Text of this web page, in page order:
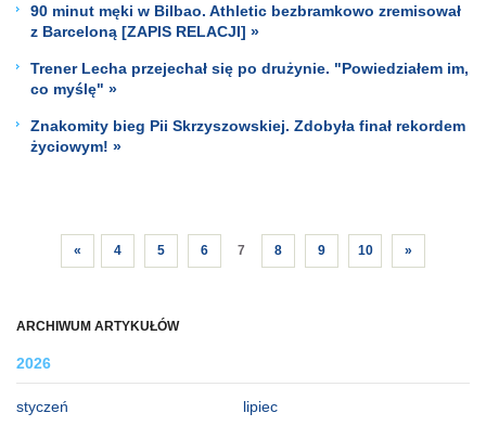
ARCHIWUM ARTYKUŁÓW
2026
styczeń lipiec
90 minut męki w Bilbao. Athletic bezbramkowo zremisował
z Barceloną [ZAPIS RELACJI] »
Trener Lecha przejechał się po drużynie. "Powiedziałem im,
co myślę" »
Znakomity bieg Pii Skrzyszowskiej. Zdobyła finał rekordem
życiowym! »
« 4 5 6 7 8 9 10 »